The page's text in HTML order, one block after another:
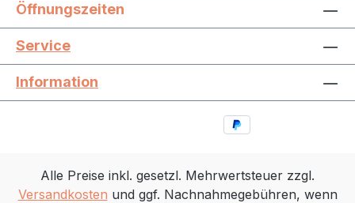
Öffnungszeiten
Service
Information
Alle Preise inkl. gesetzl. Mehrwertsteuer zzgl.
Versandkosten und ggf. Nachnahmegebühren, wenn